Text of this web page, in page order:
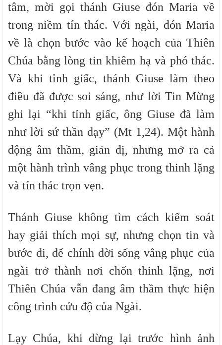
tâm, mời gọi thánh Giuse đón Maria về
trong niềm tín thác. Với ngài, đón Maria
về là chọn bước vào kế hoạch của Thiên
Chúa bằng lòng tin khiêm hạ và phó thác.
Và khi tỉnh giấc, thánh Giuse làm theo
điều đã được soi sáng, như lời Tin Mừng
ghi lại “khi tỉnh giấc, ông Giuse đã làm
như lời sứ thần dạy” (Mt 1,24). Một hành
động âm thầm, giản dị, nhưng mở ra cả
một hành trình vâng phục trong thinh lặng
và tín thác trọn vẹn.
Thánh Giuse không tìm cách kiểm soát
hay giải thích mọi sự, nhưng chọn tin và
bước đi, để chính đời sống vâng phục của
ngài trở thành nơi chốn thinh lặng, nơi
Thiên Chúa vẫn đang âm thầm thực hiện
công trình cứu độ của Ngài.
Lạy Chúa, khi dừng lại trước hình ảnh